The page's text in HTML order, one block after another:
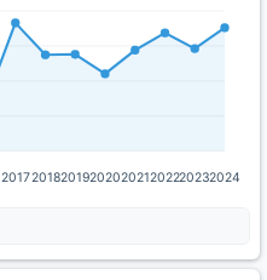
20172018201920202021202220232024